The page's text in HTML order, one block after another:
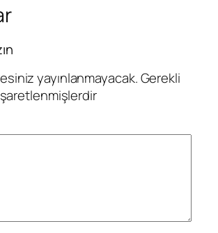
yayınlanmayacak.Gerekli